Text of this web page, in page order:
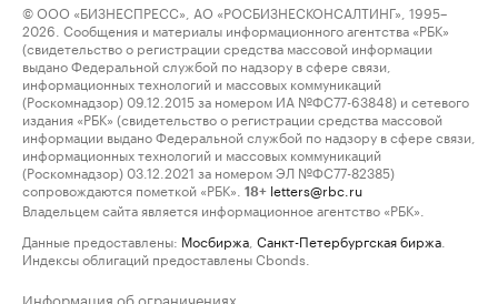
© ООО «БИЗНЕСПРЕСС», АО «РОСБИЗНЕСКОНСАЛТИНГ», 1995–
2026. Сообщения и материалы информационного агентства «РБК»
(свидетельство о регистрации средства массовой информации
выдано Федеральной службой по надзору в сфере связи,
информационных технологий и массовых коммуникаций
(Роскомнадзор) 09.12.2015 за номером ИА №ФС77-63848) и сетевого
издания «РБК» (свидетельство о регистрации средства массовой
информации выдано Федеральной службой по надзору в сфере связи,
информационных технологий и массовых коммуникаций
(Роскомнадзор) 03.12.2021 за номером ЭЛ №ФС77-82385)
сопровождаются пометкой «РБК».
18+ letters@rbc.ru
Владельцем сайта является информационное агентство «РБК».
Данные предоставлены: Мосбиржа Санкт-Петербургская биржа
Индексы облигаций предоставлены Cbonds.
Информация об ограничениях